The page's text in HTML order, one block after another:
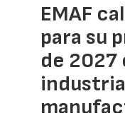
EMAF
para su
de 2027
industria